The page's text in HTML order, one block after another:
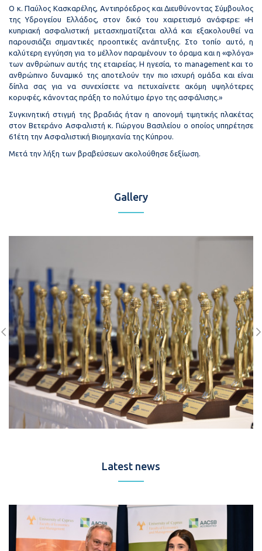
Ο κ. Παύλος Κασκαρέλης, Αντιπρόεδρος και Διευθύνοντας Σύμβουλος
της Υδρογείου Ελλάδος, στον δικό του χαιρετισμό ανάφερε: «Η
κυπριακή ασφαλιστική μετασχηματίζεται αλλά και εξακολουθεί να
παρουσιάζει σημαντικές προοπτικές ανάπτυξης. Στο τοπίο αυτό, η
καλύτερη εγγύηση για το μέλλον παραμένουν το όραμα και η «φλόγα»
των ανθρώπων αυτής της εταιρείας. Η ηγεσία, το management και το
ανθρώπινο δυναμικό της αποτελούν την πιο ισχυρή ομάδα και είναι
δίπλα σας για να συνεχίσετε να πετυχαίνετε ακόμη υψηλότερες
κορυφές, κάνοντας πράξη το πολύτιμο έργο της ασφάλισης.»
Συγκινητική στιγμή της βραδιάς ήταν η απονομή τιμητικής πλακέτας
στον Βετεράνο Ασφαλιστή κ. Γιώργου Βασιλείου ο οποίος υπηρέτησε
61έτη την Ασφαλιστική Βιομηχανία της Κύπρου.
Μετά την λήξη των βραβεύσεων ακολούθησε δεξίωση.
Gallery
Latest news